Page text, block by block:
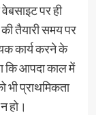
पर ही
तैयारी समय पर
कार्य करने के
कि आपदा काल में
भी प्राथमिकता
हो।